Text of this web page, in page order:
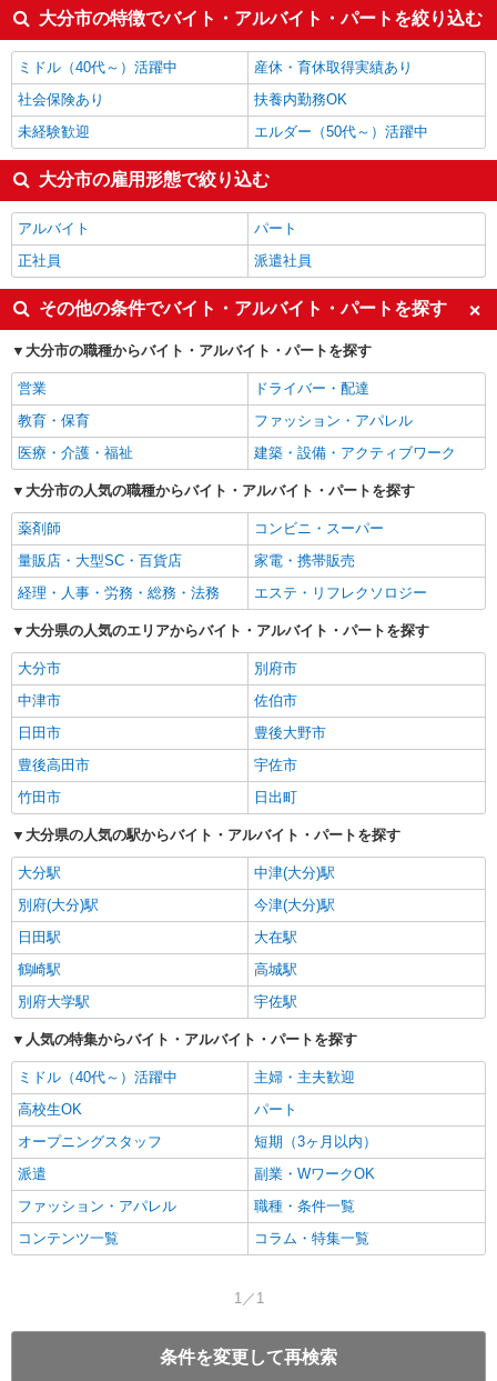
介護職・ヘルパー1,304円
栄養士・管理栄養士 1,300円
インストラクター1,250円
大分市の他の職種の平均時給を見る
大分市の特徴でバイト・アルバイト・パートを絞り込む
ミドル（40代～）活躍中
産休・育休取得実績あり
社会保険あり
扶養内勤務OK
未経験歓迎
エルダー（50代～）活躍中
大分市の雇用形態で絞り込む
アルバイト
パート
正社員
派遣社員
その他の条件でバイト・アルバイト・パートを探す
大分市の職種からバイト・アルバイト・パートを探す
営業
ドライバー・配達
教育・保育
ファッション・アパレル
医療・介護・福祉
建築・設備・アクティブワーク
大分市の人気の職種からバイト・アルバイト・パートを探す
薬剤師
コンビニ・スーパー
量販店・大型SC・百貨店
家電・携帯販売
経理・人事・労務・総務・法務
エステ・リフレクソロジー
大分県の人気のエリアからバイト・アルバイト・パートを探す
大分市
別府市
中津市
佐伯市
日田市
豊後大野市
豊後高田市
宇佐市
竹田市
日出町
大分県の人気の駅からバイト・アルバイト・パートを探す
大分駅
中津(大分)駅
別府(大分)駅
今津(大分)駅
日田駅
大在駅
鶴崎駅
高城駅
別府大学駅
宇佐駅
人気の特集からバイト・アルバイト・パートを探す
ミドル（40代～）活躍中
主婦・主夫歓迎
高校生OK
パート
オープニングスタッフ
短期（3ヶ月以内）
派遣
副業・WワークOK
ファッション・アパレル
職種・条件一覧
コンテンツ一覧
コラム・特集一覧
1／1
条件を変更して再検索